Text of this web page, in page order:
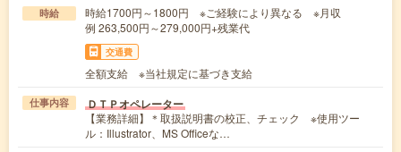
時給
時給1700円～1800円 ※ご経験により異なる ※月収
例 263,500円～279,000円+残業代
交通費
全額支給 ※当社規定に基づき支給
仕事内容 ＤＴＰオペレーター
【業務詳細】＊取扱説明書の校正、チェック ※使用ツー
ル：Illustrator、MS Officeな…